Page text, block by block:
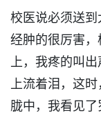
校医说必须送
经肿的很厉害
上，我疼的叫
上流着泪，这
胧中，我看见